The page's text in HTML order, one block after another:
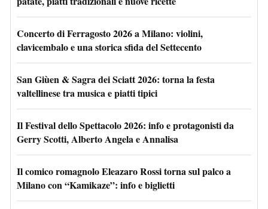
Concerto di Ferragosto 2026 a Milano: violini,
clavicembalo e una storica sfida del Settecento
San Giùen & Sagra dei Sciatt 2026: torna la festa
valtellinese tra musica e piatti tipici
Il Festival dello Spettacolo 2026: info e protagonisti da
Gerry Scotti, Alberto Angela e Annalisa
Il comico romagnolo Eleazaro Rossi torna sul palco a
Milano con “Kamikaze”: info e biglietti